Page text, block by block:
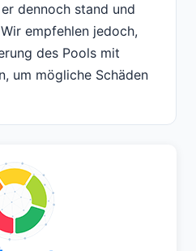
dennoch stand und
empfehlen jedoch,
des Pools mit
um mögliche Schäden